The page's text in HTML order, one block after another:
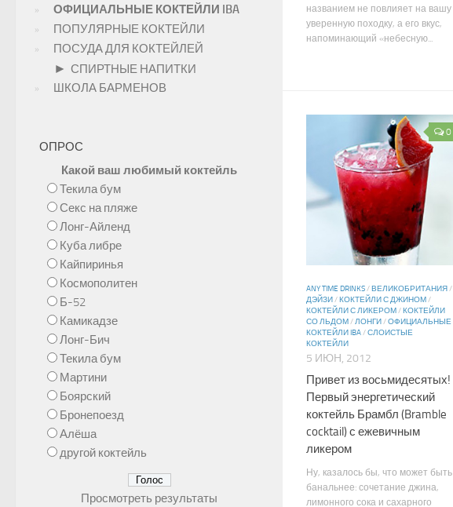
названием не повлияет на вашу
уверенную походку, а его вкус,
напоминающий «небесную...
0
ANY TIME DRINKS/ВЕЛИКОБРИТАНИЯ/
ДЭЙЗИ/КОКТЕЙЛИ С ДЖИНОМ/
КОКТЕЙЛИ С ЛИКЕРОМ/КОКТЕЙЛИ
СО ЛЬДОМ/ЛОНГИ/ОФИЦИАЛЬНЫЕ
КОКТЕЙЛИ IBA/СЛОИСТЫЕ
КОКТЕЙЛИ
5 ИЮН, 2012
Привет из восьмидесятых!
Первый энергетический
коктейль Брамбл (Bramble
cocktail) с ежевичным
ликером
Ну, казалось бы, что может быть
банальнее: сочетание джина,
лимонного сока и сахарного
ОФИЦИАЛЬНЫЕ КОКТЕЙЛИ IBA
ПОПУЛЯРНЫЕ КОКТЕЙЛИ
ПОСУДА ДЛЯ КОКТЕЙЛЕЙ
► СПИРТНЫЕ НАПИТКИ
ШКОЛА БАРМЕНОВ
ОПРОС
Какой ваш любимый коктейль
Текила бум
Секс на пляже
Лонг-Айленд
Куба либре
Кайпиринья
Космополитен
Б-52
Камикадзе
Лонг-Бич
Текила бум
Мартини
Боярский
Бронепоезд
Алёша
другой коктейль
Просмотреть результаты